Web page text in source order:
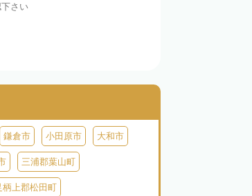
さい
鎌倉市 小田原市 大和市
三浦郡葉山町
柄上郡松田町